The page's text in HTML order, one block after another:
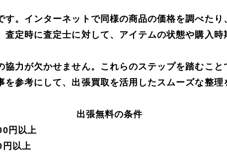
。インターネットで同様の商品の価格を調べたり
定時に査定士に対して、アイテムの状態や購入時
力が欠かせません。これらのステップを踏むこと
参考にして、出張買取を活用したスムーズな整理
出張無料の条件
円以上
以上